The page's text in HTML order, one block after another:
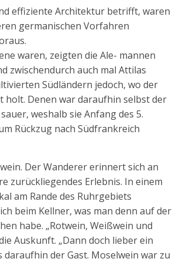
effiziente Architektur betrifft, waren
germanischen Vorfahren
waren, zeigten die Ale- mannen
zwischendurch auch mal Attilas
Südländern jedoch, wo der
holt. Denen war daraufhin selbst der
weshalb sie Anfang des 5.
Rückzug nach Südfrankreich
Der Wanderer erinnert sich an
zurückliegendes Erlebnis. In einem
am Rande des Ruhrgebiets
beim Kellner, was man denn auf der
habe. „Rotwein, Weißwein und
Auskunft. „Dann doch lieber ein
daraufhin der Gast. Moselwein war zu